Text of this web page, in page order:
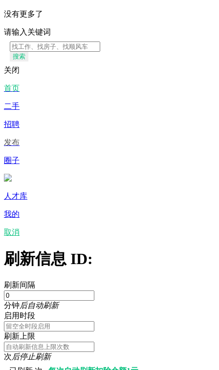
没有更多了
请输入关键词
搜索
关闭
首页
二手
招聘
发布
圈子
人才库
我的
取消
刷新信息 ID:
刷新间隔
分钟后自动刷新
启用时段
刷新上限
次后停止刷新